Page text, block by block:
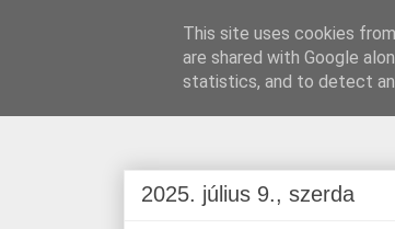
2025. július 9., szerda
This site uses cookies
are shared with Google
statistics, and to detect